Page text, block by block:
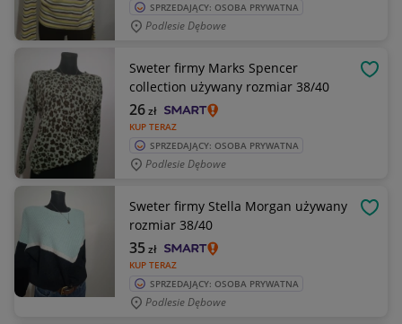
SPRZEDAJĄCY: OSOBA PRYWATNA
Podlesie Dębowe
Sweter firmy Marks Spencer
collection używany rozmiar 38/40
KUP TERAZ
26zł
SPRZEDAJĄCY: OSOBA PRYWATNA
Podlesie Dębowe
Sweter firmy Stella Morgan używany
rozmiar 38/40
KUP TERAZ
35zł
SPRZEDAJĄCY: OSOBA PRYWATNA
Podlesie Dębowe